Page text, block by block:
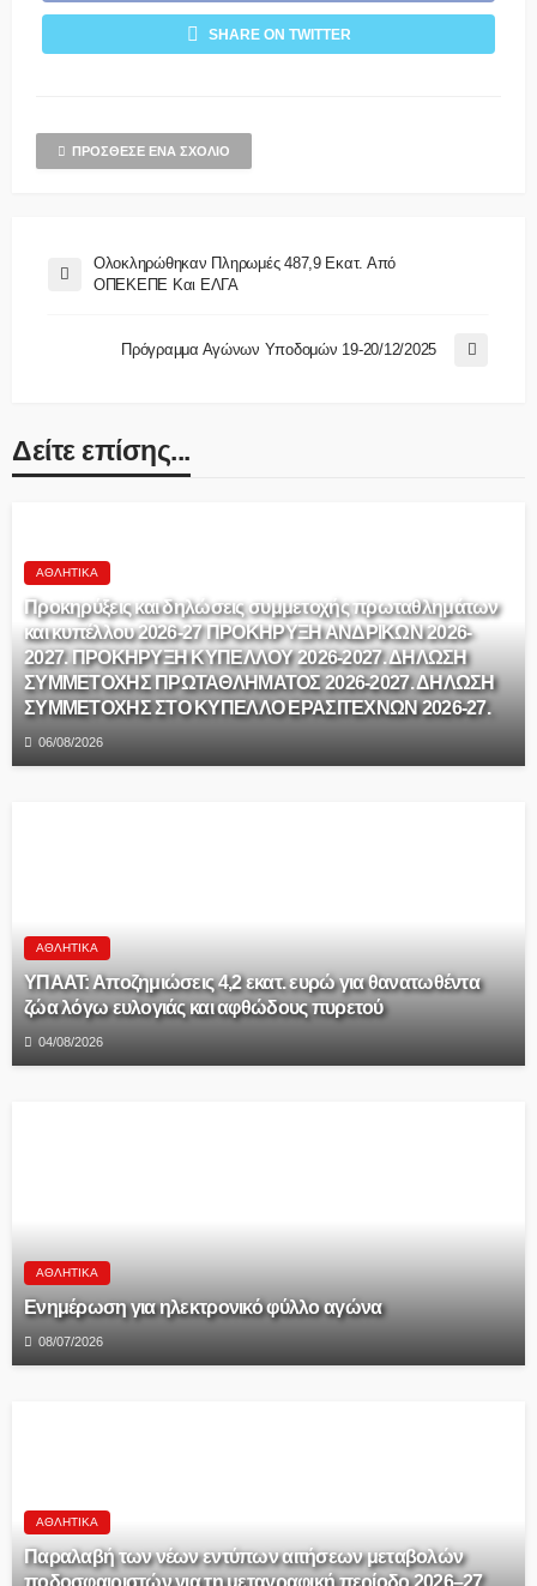
SHARE ON TWITTER
ΠΡΌΣΘΕΣΕ ΈΝΑ ΣΧΌΛΙΟ
Ολοκληρώθηκαν Πληρωμές 487,9 Εκατ. Από
ΟΠΕΚΕΠΕ Και ΕΛΓΑ
Πρόγραμμα Αγώνων Υποδομών 19-20/12/2025
Δείτε επίσης...
ΑΘΛΗΤΙΚΆ
Προκηρύξεις και δηλώσεις συμμετοχής πρωταθλημάτων
και κυπέλλου 2026-27 ΠΡΟΚΗΡΥΞΗ ΑΝΔΡΙΚΩΝ 2026-
2027. ΠΡΟΚΗΡΥΞΗ ΚΥΠΕΛΛΟΥ 2026-2027. ΔΗΛΩΣΗ
ΣΥΜΜΕΤΟΧΗΣ ΠΡΩΤΑΘΛΗΜΑΤΟΣ 2026-2027. ΔΗΛΩΣΗ
ΣΥΜΜΕΤΟΧΗΣ ΣΤΟ ΚΥΠΕΛΛΟ ΕΡΑΣΙΤΕΧΝΩΝ 2026-27.
06/08/2026
ΑΘΛΗΤΙΚΆ
ΥΠΑΑΤ: Αποζημιώσεις 4,2 εκατ. ευρώ για θανατωθέντα
ζώα λόγω ευλογιάς και αφθώδους πυρετού
04/08/2026
ΑΘΛΗΤΙΚΆ
Ενημέρωση για ηλεκτρονικό φύλλο αγώνα
08/07/2026
ΑΘΛΗΤΙΚΆ
Παραλαβή των νέων εντύπων αιτήσεων μεταβολών
ποδοσφαιριστών για τη μεταγραφική περίοδο 2026–27